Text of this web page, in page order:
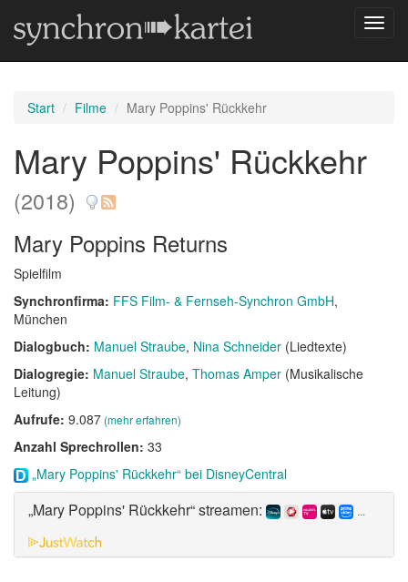
Start Filme Mary Poppins' Rückkehr
Mary Poppins' Rückkehr
(2018)
Mary Poppins Returns
Spielfilm
Synchronfirma: FFS Film- & Fernseh-Synchron GmbH,
München
Dialogbuch: Manuel Straube Nina Schneider (Liedtexte)
Dialogregie: Manuel Straube Thomas Amper (Musikalische
Leitung)
Aufrufe: 9.087(mehr erfahren)
Anzahl Sprechrollen: 33
„Mary Poppins' Rückkehr“ bei DisneyCentral
„Mary Poppins' Rückkehr“ streamen: ...